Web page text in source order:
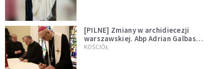
[PILNE] Zmiany w archidiecezji
warszawskiej. Abp Adrian Galbas
wręczył dekrety nowym proboszczom
KOŚCIÓŁ